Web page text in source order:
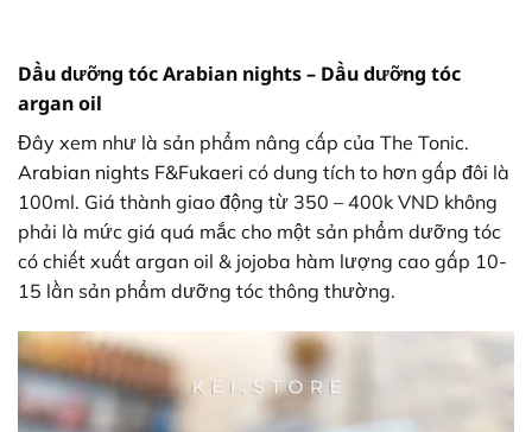
Dầu dưỡng tóc Arabian nights – Dầu dưỡng tóc
argan oil
Đây xem như là sản phẩm nâng cấp của The Tonic.
Arabian nights F&Fukaeri có dung tích to hơn gấp đôi là
100ml. Giá thành giao động từ 350 – 400k VND không
phải là mức giá quá mắc cho một sản phẩm dưỡng tóc
có chiết xuất argan oil & jojoba hàm lượng cao gấp 10-
15 lần sản phẩm dưỡng tóc thông thường.